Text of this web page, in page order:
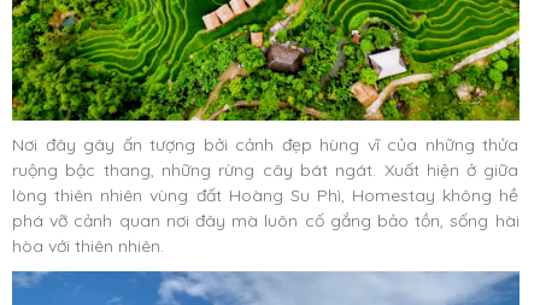
Nơi đây gây ấn tượng bởi cảnh đẹp hùng vĩ của những thửa
ruộng bậc thang, những rừng cây bát ngát. Xuất hiện ở giữa
lòng thiên nhiên vùng đất Hoàng Su Phì, Homestay không hề
phá vỡ cảnh quan nơi đây mà luôn cố gắng bảo tồn, sống hài
hòa với thiên nhiên.